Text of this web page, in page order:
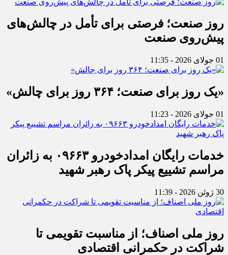
روز صنعت؛ فرصتی برای تأمل در چالش‌های
پیش‌روی صنعت
01 جولای 2026 - 11:35
«یک روز برای صنعت؛ ۳۶۴ روز برای چالش»
01 جولای 2026 - 11:23
خدمات رایگان امدادخودرو ۰۹۶۶۳ به زائران
مراسم تشییع پیکر پاک رهبر شهید
30 ژوئن 2026 - 11:39
روز ملی اصناف؛ از مناسبت تقویمی تا
شراکت در حکمرانی اقتصادی